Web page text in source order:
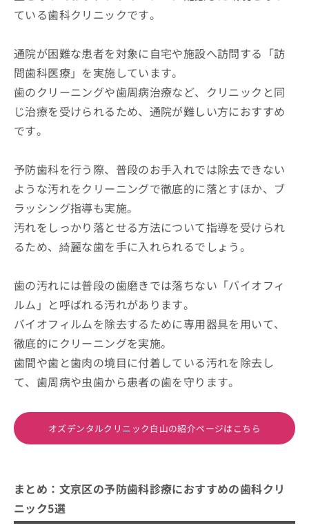
ている歯科クリニックです。
通院が困難な患者を対象に自宅や施設へ訪問する「訪
問歯科医療」を実施しています。
歯のクリーニングや歯周病治療など、クリニックと同
じ治療を受けられるため、通院が難しい方におすすめ
です。
予防歯科を行う際、普段のお手入れでは除去できない
ような汚れをクリーニングで徹底的に落とすほか、ブ
ラッシング指導も実施。
汚れをしっかり落とせる方法について指導を受けられ
るため、綺麗な歯を手に入れられるでしょう。
歯の汚れには普段の歯磨きでは落ちない「バイオフィ
ルム」と呼ばれる汚れがあります。
バイオフィルムを除去するために専用器具を用いて、
徹底的にクリーニングを実施。
歯間や歯と歯肉の境目に付着している汚れを除去し
て、歯周病や虫歯から患者の歯を守ります。
オズデンタルクリニック白山の紹介ページはこちら
まとめ：文京区の予防歯科診療におすすめの歯科クリ
ニック5選